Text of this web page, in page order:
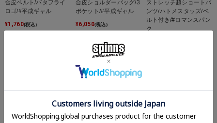
合皮ベルト/バタフライ
ロゴ/#平成ギャル
¥1,760(税込)
合皮ショルダーバッグ/3
ポケット/#平成ギャル
¥6,050(税込)
ストレッチ超ショートパ
ンツ/ハトメスタッズ/ベ
ルト付き/#ロマンスパン
ク